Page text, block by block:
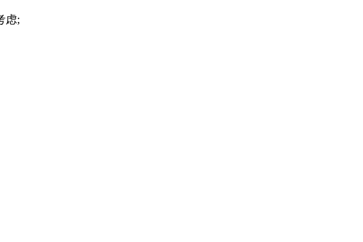
虑;